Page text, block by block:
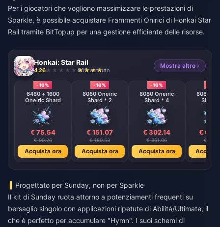
Per i giocatori che vogliono massimizzare le prestazioni di
Sparkle, è possibile acquistare Frammenti Onirici di Honkai Star
Rail tramite BitTopup per una gestione efficiente delle risorse.
Honkai: Star Rail
4.26 906 venduto
Mostra altro ›
-16%
6480 + 1600
Oneiric Shard
€ 75.54
€ 90.26
Acquista ora
-16%
8080 Oneiric
Shard * 2
€ 151.07
€ 180.53
Acquista ora
-16%
8080 Oneiric
Shard * 4
€ 302.14
€ 361.06
Acquista ora
8080
Shard
€
€
Progettato per Sunday, non per Sparkle
Il kit di Sunday ruota attorno a potenziamenti frequenti su
bersaglio singolo con applicazioni ripetute di Abilità/Ultimate, il
che è perfetto per accumulare "Hymn". I suoi schemi di